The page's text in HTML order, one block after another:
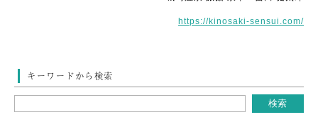
https://kinosaki-sensui.com/
キーワードから検索